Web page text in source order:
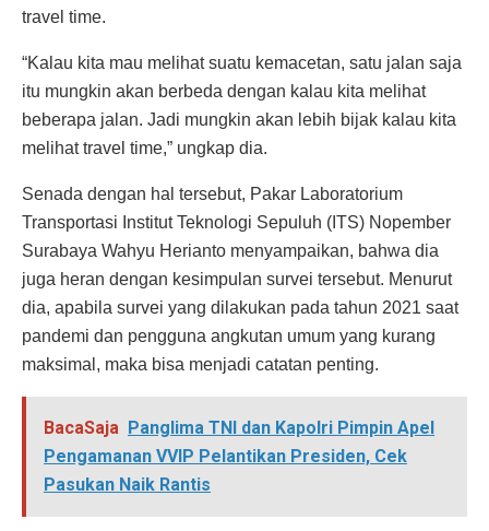
travel time.
“Kalau kita mau melihat suatu kemacetan, satu jalan saja
itu mungkin akan berbeda dengan kalau kita melihat
beberapa jalan. Jadi mungkin akan lebih bijak kalau kita
melihat travel time,” ungkap dia.
Senada dengan hal tersebut, Pakar Laboratorium
Transportasi Institut Teknologi Sepuluh (ITS) Nopember
Surabaya Wahyu Herianto menyampaikan, bahwa dia
juga heran dengan kesimpulan survei tersebut. Menurut
dia, apabila survei yang dilakukan pada tahun 2021 saat
pandemi dan pengguna angkutan umum yang kurang
maksimal, maka bisa menjadi catatan penting.
BacaSaja Panglima TNI dan Kapolri Pimpin Apel
Pengamanan VVIP Pelantikan Presiden, Cek
Pasukan Naik Rantis